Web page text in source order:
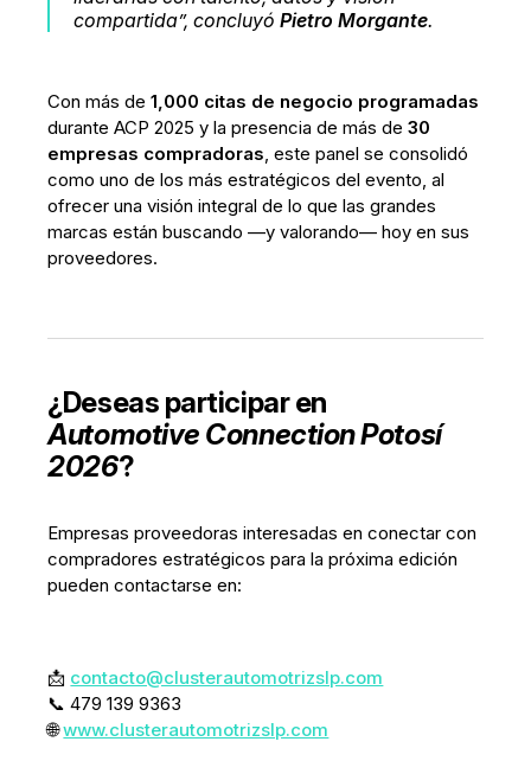
compartida”, concluyóPietro Morgante.
Con más de1,000 citas de negocio programadas
durante ACP 2025 y la presencia de más de30
empresas compradoras , este panel se consolidó
como uno de los más estratégicos del evento, al
ofrecer una visión integral de lo que las grandes
marcas están buscando —y valorando— hoy en sus
proveedores.
¿Deseas participar en
Automotive Connection Potosí
2026?
Empresas proveedoras interesadas en conectar con
compradores estratégicos para la próxima edición
pueden contactarse en:
📩 contacto@clusterautomotrizslp.com
📞 479 139 9363
🌐www.clusterautomotrizslp.com